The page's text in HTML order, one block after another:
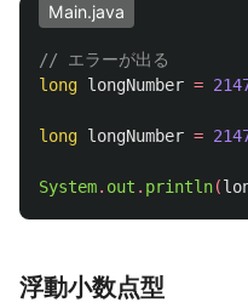
Main.java
// エラーが出る
long longNumber =
long longNumber =
System. out . println(
浮動小数点型